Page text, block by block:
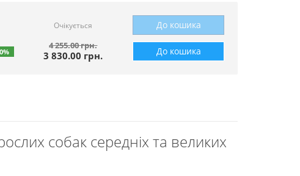
Очікується
До кошика
4 255.00 грн.
3 830.00 грн. До кошика
собак середніх та великих